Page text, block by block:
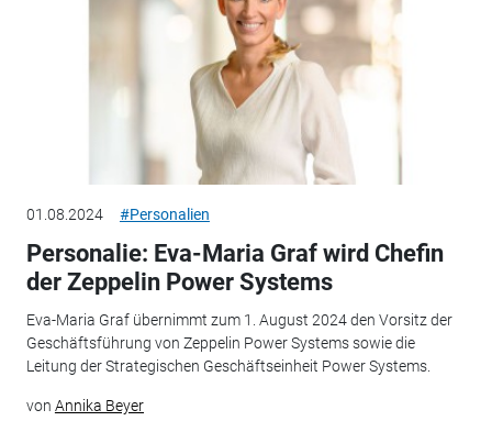
01.08.2024 #Personalien
Personalie: Eva-Maria Graf wird Chefin
der Zeppelin Power Systems
Eva-Maria Graf übernimmt zum 1. August 2024 den Vorsitz der
Geschäftsführung von Zeppelin Power Systems sowie die
Leitung der Strategischen Geschäftseinheit Power Systems.
von Annika Beyer